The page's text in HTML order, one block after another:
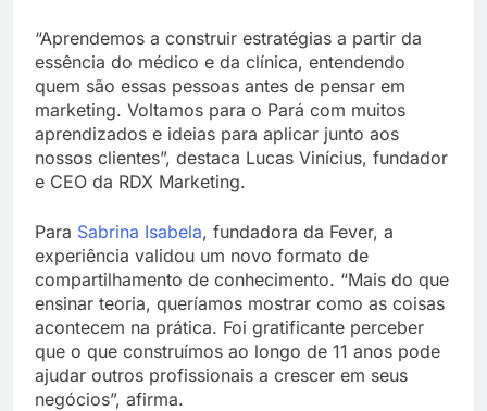
“Aprendemos a construir estratégias a partir da
essência do médico e da clínica, entendendo
quem são essas pessoas antes de pensar em
marketing. Voltamos para o Pará com muitos
aprendizados e ideias para aplicar junto aos
nossos clientes”, destaca Lucas Vinícius, fundador
e CEO da RDX Marketing.
Para Sabrina Isabela, fundadora da Fever, a
experiência validou um novo formato de
compartilhamento de conhecimento. “Mais do que
ensinar teoria, queríamos mostrar como as coisas
acontecem na prática. Foi gratificante perceber
que o que construímos ao longo de 11 anos pode
ajudar outros profissionais a crescer em seus
negócios”, afirma.